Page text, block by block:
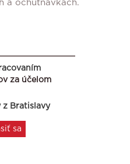
a ochutnávkach.
za účelom
z Bratislavy